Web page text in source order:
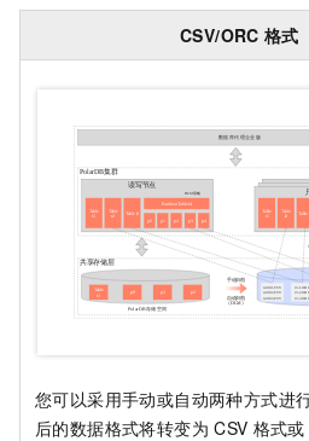
CSV/ORC 格式
您可以采用手动或自动两种方式进
后的数据格式将转变为 CSV 格式或